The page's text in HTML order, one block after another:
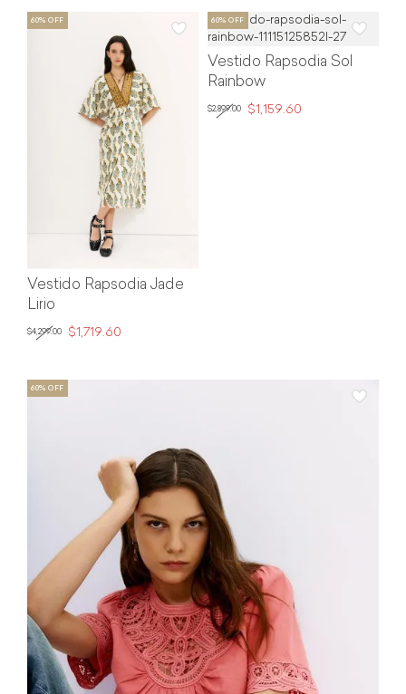
Vestido Rapsodia Jade
Lirio
$4,299.00 $1,719.60
Vestido Rapsodia Sol
Rainbow
$2,899.00 $1,159.60